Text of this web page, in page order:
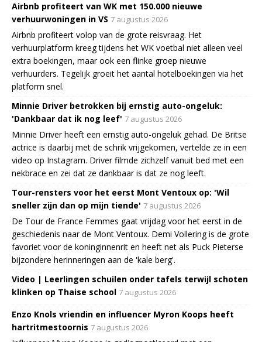
Airbnb profiteert van WK met 150.000 nieuwe
verhuurwoningen in VS 7 augustus 2026
Airbnb profiteert volop van de grote reisvraag. Het
verhuurplatform kreeg tijdens het WK voetbal niet alleen veel
extra boekingen, maar ook een flinke groep nieuwe
verhuurders. Tegelijk groeit het aantal hotelboekingen via het
platform snel.
Minnie Driver betrokken bij ernstig auto-ongeluk:
'Dankbaar dat ik nog leef' 7 augustus 2026
Minnie Driver heeft een ernstig auto-ongeluk gehad. De Britse
actrice is daarbij met de schrik vrijgekomen, vertelde ze in een
video op Instagram. Driver filmde zichzelf vanuit bed met een
nekbrace en zei dat ze dankbaar is dat ze nog leeft.
Tour-rensters voor het eerst Mont Ventoux op: 'Wil
sneller zijn dan op mijn tiende' 7 augustus 2026
De Tour de France Femmes gaat vrijdag voor het eerst in de
geschiedenis naar de Mont Ventoux. Demi Vollering is de grote
favoriet voor de koninginnenrit en heeft net als Puck Pieterse
bijzondere herinneringen aan de 'kale berg'.
Video | Leerlingen schuilen onder tafels terwijl schoten
klinken op Thaise school 7 augustus 2026
Enzo Knols vriendin en influencer Myron Koops heeft
hartritmestoornis 7 augustus 2026